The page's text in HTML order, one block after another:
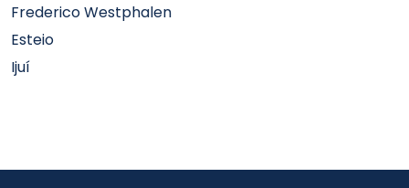
Frederico Westphalen
Esteio
Ijuí